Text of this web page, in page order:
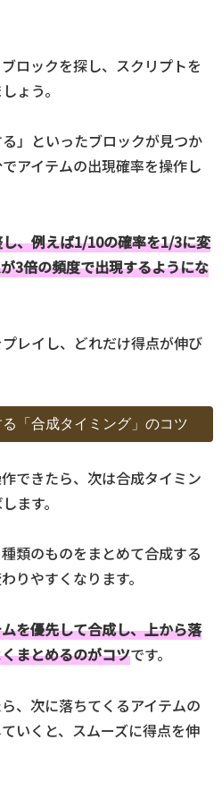
ロックを探し、スクリプトを
ょう。
」といったブロックが見つか
アイテムの出現確率を操作し
、例えば1/10の確率を1/3に変
3倍の頻度で出現するようにな
レイし、どれだけ得点が伸び
「合成タイミング」のコツ
できたら、次は合成タイミン
ます。
類のものをまとめて合成する
りやすくなります。
を優先して合成し、上から落
まとめるのがコツです。
、次に落ちてくるアイテムの
いくと、スムーズに得点を伸